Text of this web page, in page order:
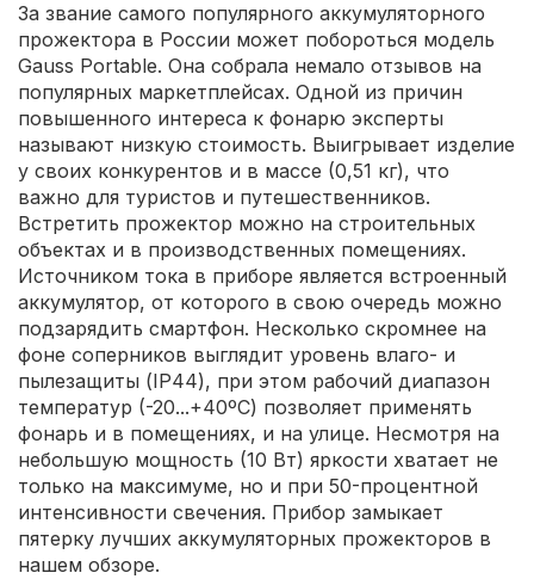
За звание самого популярного аккумуляторного
прожектора в России может побороться модель
Gauss Portable. Она собрала немало отзывов на
популярных маркетплейсах. Одной из причин
повышенного интереса к фонарю эксперты
называют низкую стоимость. Выигрывает изделие
у своих конкурентов и в массе (0,51 кг), что
важно для туристов и путешественников.
Встретить прожектор можно на строительных
объектах и в производственных помещениях.
Источником тока в приборе является встроенный
аккумулятор, от которого в свою очередь можно
подзарядить смартфон. Несколько скромнее на
фоне соперников выглядит уровень влаго- и
пылезащиты (IP44), при этом рабочий диапазон
температур (-20...+40ºС) позволяет применять
фонарь и в помещениях, и на улице. Несмотря на
небольшую мощность (10 Вт) яркости хватает не
только на максимуме, но и при 50-процентной
интенсивности свечения. Прибор замыкает
пятерку лучших аккумуляторных прожекторов в
нашем обзоре.